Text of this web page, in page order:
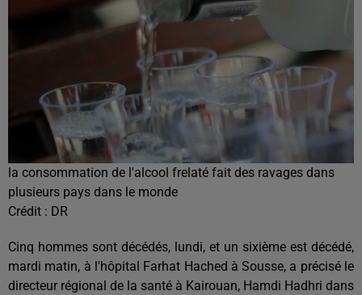
la consommation de l'alcool frelaté fait des ravages dans
plusieurs pays dans le monde
Crédit : DR
Cinq hommes sont décédés, lundi, et un sixième est décédé,
mardi matin, à l'hôpital Farhat Hached à Sousse, a précisé le
directeur régional de la santé à Kairouan, Hamdi Hadhri dans